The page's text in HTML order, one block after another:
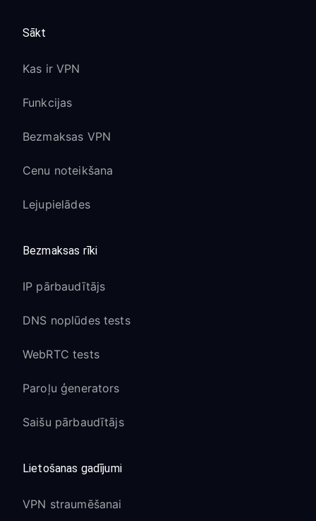
Sākt
Kas ir VPN
Funkcijas
Bezmaksas VPN
Cenu noteikšana
Lejupielādes
Bezmaksas rīki
IP pārbaudītājs
DNS noplūdes tests
WebRTC tests
Paroļu ģenerators
Saišu pārbaudītājs
Lietošanas gadījumi
VPN straumēšanai